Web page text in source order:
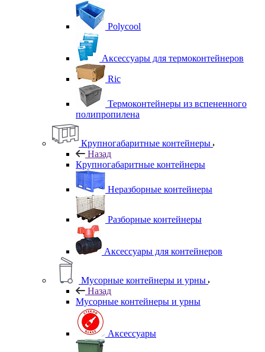
Polycool
Аксессуары для термоконтейнеров
Ric
Термоконтейнеры из вспененного
полипропилена
Крупногабаритные контейнеры
Назад
Крупногабаритные контейнеры
Неразборные контейнеры
Разборные контейнеры
Аксессуары для контейнеров
Мусорные контейнеры и урны
Назад
Мусорные контейнеры и урны
Аксессуары